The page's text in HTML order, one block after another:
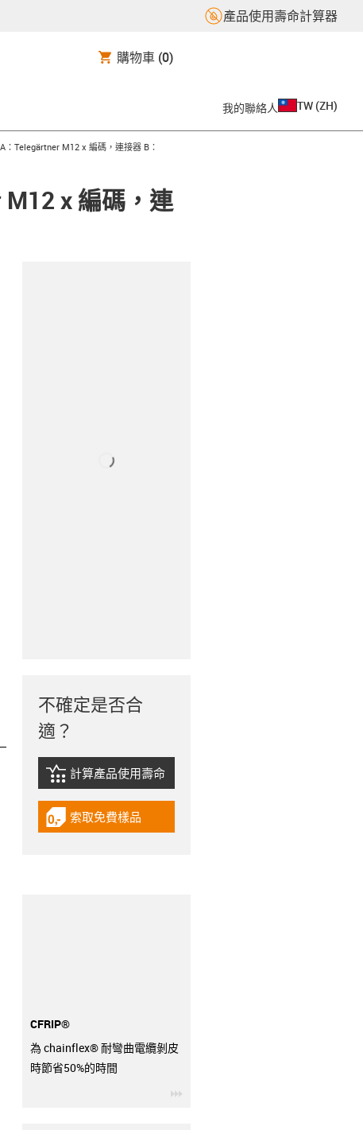
產品使用壽命計算器
購物車 (0)
我的聯絡人 TW (ZH)
：Telegärtner M12 x 編碼，連接器 B：
x 編碼，連
不確定是否合
適？
igus-icon-lebensdauerrechner
計算產品使用壽命
igus-icon-gratismuster
索取免費樣品
CFRIP®
為 chainflex® 耐彎曲電纜剝皮
時節省50%的時間